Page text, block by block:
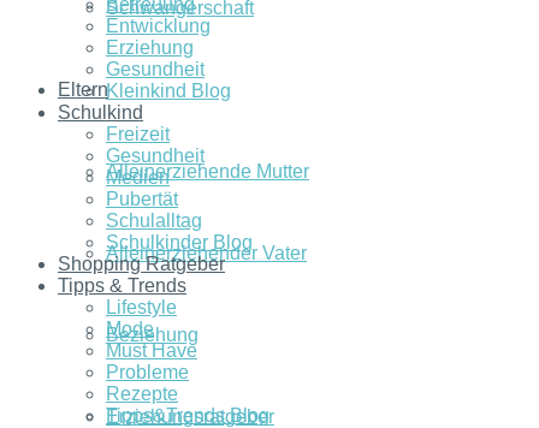
Schwangerschaft
Eltern
Alleinerziehende Mutter
Alleinerziehender Vater
Beziehung
Erziehungsratgeber
Betreuung
Entwicklung
Erziehung
Gesundheit
Kleinkind Blog
Schulkind
Freizeit
Gesundheit
Medien
Pubertät
Schulalltag
Schulkinder Blog
Shopping Ratgeber
Tipps & Trends
Lifestyle
Mode
Must Have
Probleme
Rezepte
Tipps&Trends Blog